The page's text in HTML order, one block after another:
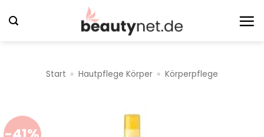
Inhalt
Start » Hautpflege Körper » Körperpflege